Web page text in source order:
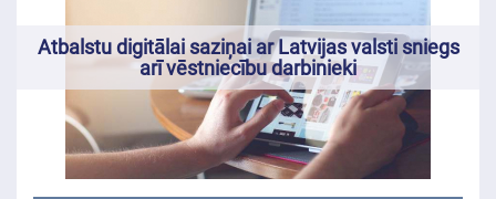
Atbalstu digitālai saziņai ar Latvijas valsti sniegs
arī vēstniecību darbinieki